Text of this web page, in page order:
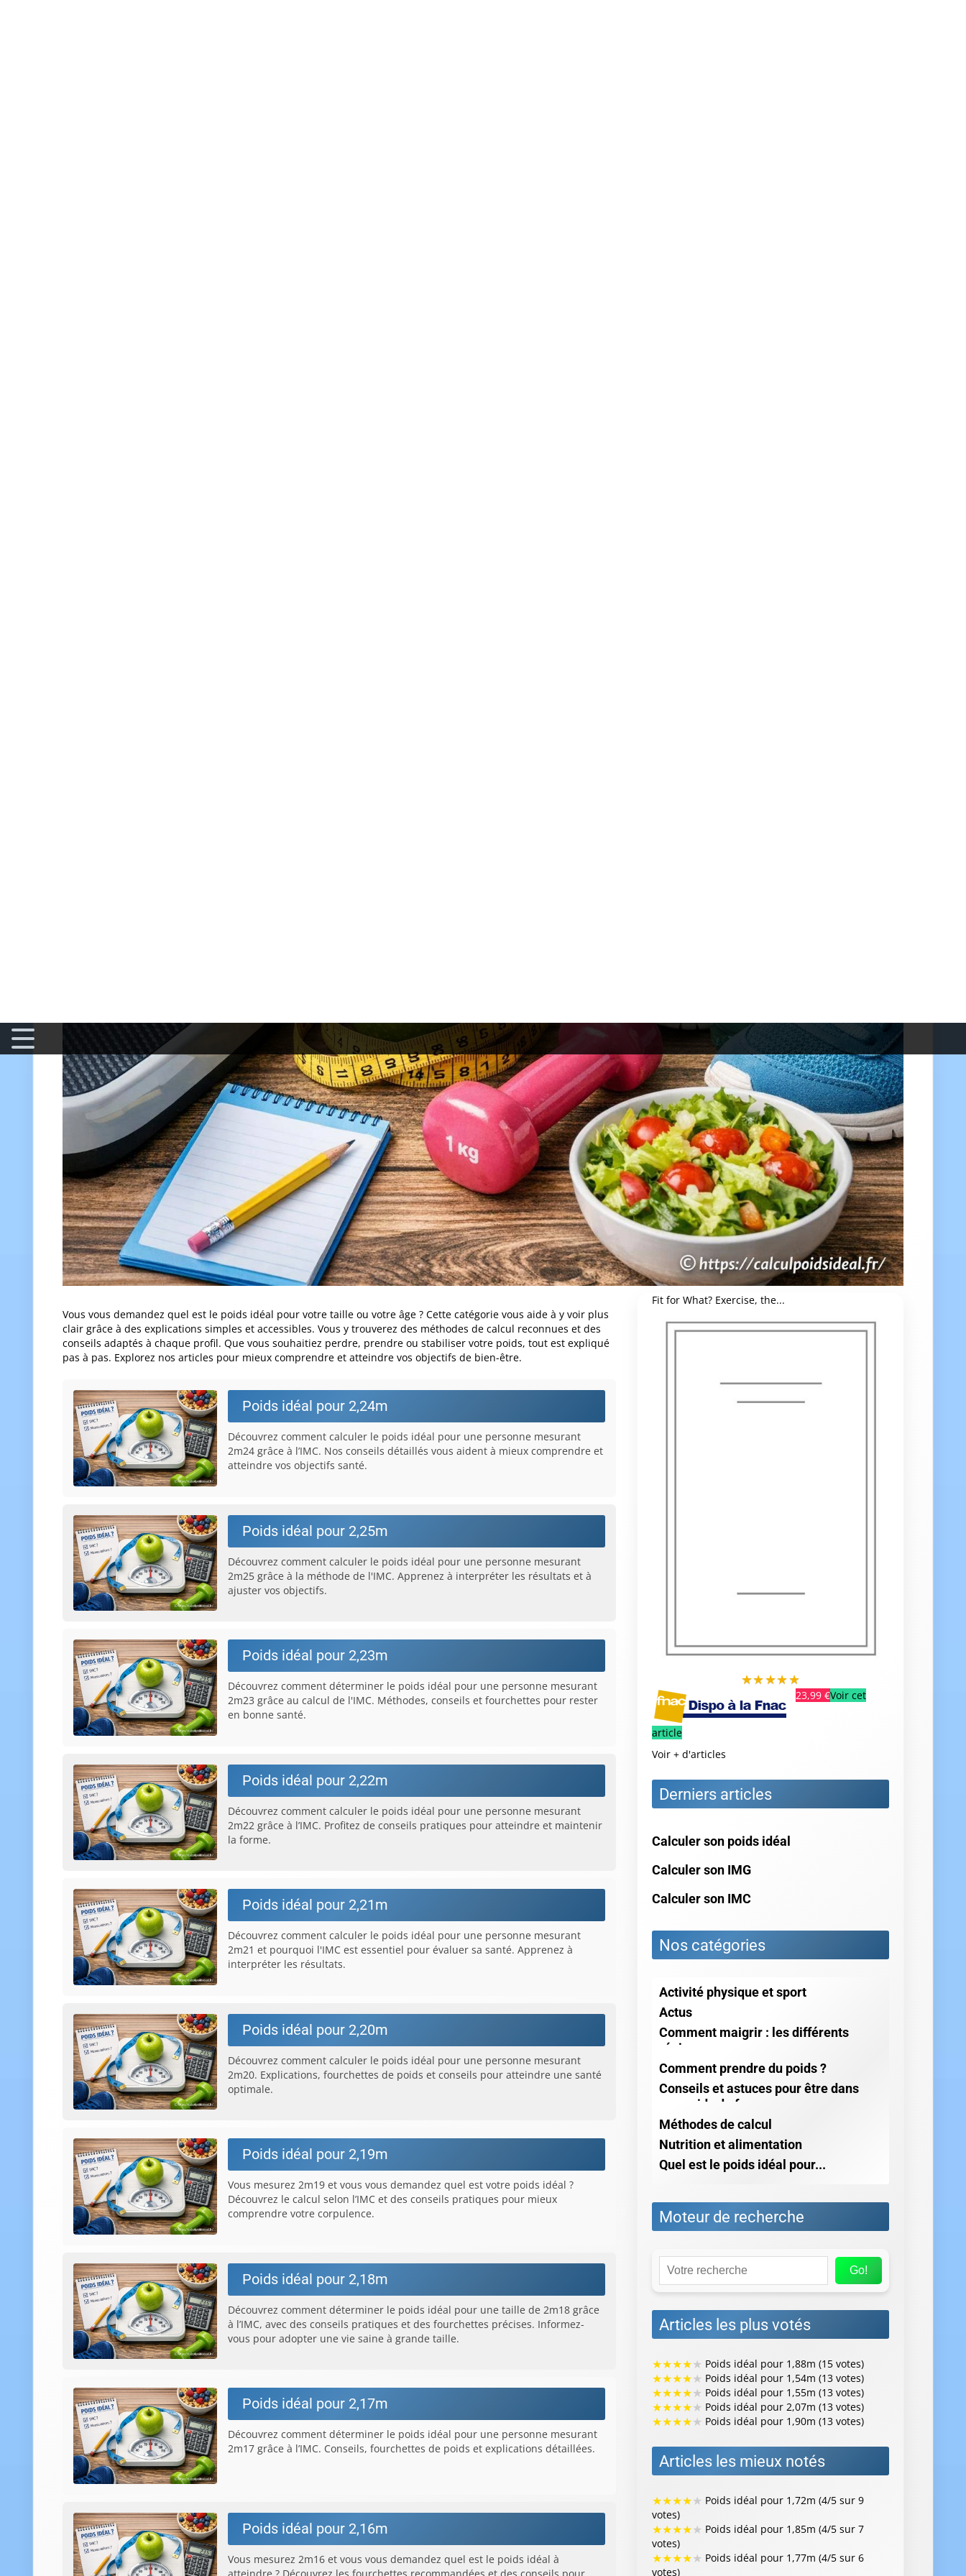
Vous vous demandez quel est le poids idéal pour votre taille ou votre âge ? Cette catégorie vous aide à y voir plus
clair grâce à des explications simples et accessibles. Vous y trouverez des méthodes de calcul reconnues et des
conseils adaptés à chaque profil. Que vous souhaitiez perdre, prendre ou stabiliser votre poids, tout est expliqué
pas à pas. Explorez nos articles pour mieux comprendre et atteindre vos objectifs de bien-être.
Poids idéal pour 2,24m
Découvrez comment calculer le poids idéal pour une personne mesurant
2m24 grâce à l’IMC. Nos conseils détaillés vous aident à mieux comprendre et
atteindre vos objectifs santé.
Poids idéal pour 2,25m
Découvrez comment calculer le poids idéal pour une personne mesurant
2m25 grâce à la méthode de l'IMC. Apprenez à interpréter les résultats et à
ajuster vos objectifs.
Poids idéal pour 2,23m
Découvrez comment déterminer le poids idéal pour une personne mesurant
2m23 grâce au calcul de l'IMC. Méthodes, conseils et fourchettes pour rester
en bonne santé.
Poids idéal pour 2,22m
Découvrez comment calculer le poids idéal pour une personne mesurant
2m22 grâce à l’IMC. Profitez de conseils pratiques pour atteindre et maintenir
la forme.
Poids idéal pour 2,21m
Découvrez comment calculer le poids idéal pour une personne mesurant
2m21 et pourquoi l'IMC est essentiel pour évaluer sa santé. Apprenez à
interpréter les résultats.
Poids idéal pour 2,20m
Découvrez comment calculer le poids idéal pour une personne mesurant
2m20. Explications, fourchettes de poids et conseils pour atteindre une santé
optimale.
Poids idéal pour 2,19m
Vous mesurez 2m19 et vous vous demandez quel est votre poids idéal ?
Découvrez le calcul selon l’IMC et des conseils pratiques pour mieux
comprendre votre corpulence.
Poids idéal pour 2,18m
Découvrez comment déterminer le poids idéal pour une taille de 2m18 grâce
à l’IMC, avec des conseils pratiques et des fourchettes précises. Informez-
vous pour adopter une vie saine à grande taille.
Poids idéal pour 2,17m
Découvrez comment déterminer le poids idéal pour une personne mesurant
2m17 grâce à l’IMC. Conseils, fourchettes de poids et explications détaillées.
Poids idéal pour 2,16m
Vous mesurez 2m16 et vous vous demandez quel est le poids idéal à
Fit for What? Exercise, the...
★★★★★
23,99 €Voir cet
article
Voir + d'articles
Derniers articles
Calculer son poids idéal
Calculer son IMG
Calculer son IMC
Nos catégories
Activité physique et sport
Actus
Comment maigrir : les différents
régimes
Comment prendre du poids ?
Conseils et astuces pour être dans
son poids de forme
Méthodes de calcul
Nutrition et alimentation
Quel est le poids idéal pour...
Moteur de recherche
Go!
Articles les plus votés
★★★★★ Poids idéal pour 1,88m (15 votes)
★★★★★ Poids idéal pour 1,54m (13 votes)
★★★★★ Poids idéal pour 1,55m (13 votes)
★★★★★ Poids idéal pour 2,07m (13 votes)
★★★★★ Poids idéal pour 1,90m (13 votes)
Articles les mieux notés
★★★★★ Poids idéal pour 1,72m (4/5 sur 9
votes)
★★★★★ Poids idéal pour 1,85m (4/5 sur 7
votes)
★★★★★ Poids idéal pour 1,77m (4/5 sur 6
votes)